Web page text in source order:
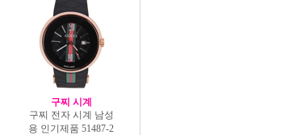
구찌 시계
구찌 전자 시계 남성
용 인기제품 51487-2